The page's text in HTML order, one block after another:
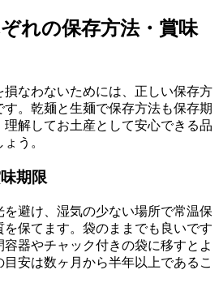
れの保存方法・賞味
なわないためには、正しい保存方
。乾麺と生麺で保存方法も保存期
理解してお土産として安心できる品
う。
期限
避け、湿気の少ない場所で常温保
保てます。袋のままでも良いです
器やチャック付きの袋に移すとよ
安は数ヶ月から半年以上であるこ